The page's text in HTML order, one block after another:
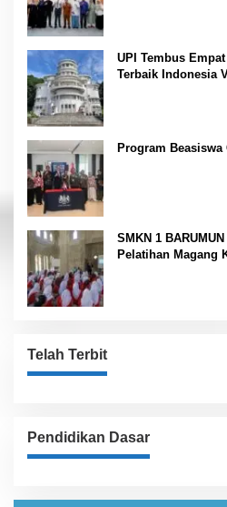
UPI Tembus
Terbaik Indonesia
Program Beasiswa
SMKN 1
Pelatihan Magang
Telah Terbit
Pendidikan Dasar